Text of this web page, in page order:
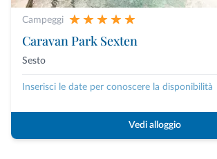
Campeggi
Caravan Park Sexten
Sesto
Inserisci le date per conoscere la disponibilità
Vedi alloggio